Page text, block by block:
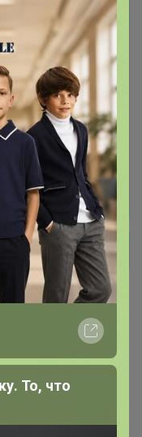
в
потом
66
То, что